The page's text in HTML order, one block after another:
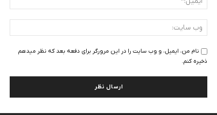
نام من، ایمیل، و وب سایت را در این مرورگر برای دفعه بعد که نظر میدهم
ذخیره کنم.